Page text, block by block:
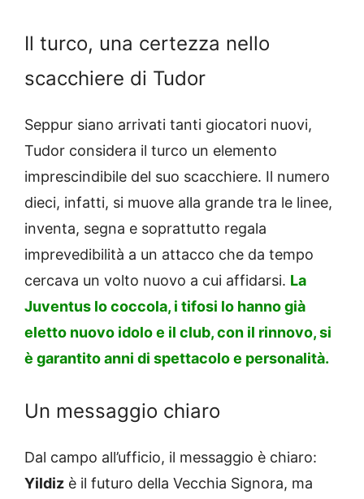
Il turco, una certezza nello
scacchiere di Tudor
Seppur siano arrivati tanti giocatori nuovi,
Tudor considera il turco un elemento
imprescindibile del suo scacchiere. Il numero
dieci, infatti, si muove alla grande tra le linee,
inventa, segna e soprattutto regala
imprevedibilità a un attacco che da tempo
cercava un volto nuovo a cui affidarsi. La
Juventus lo coccola, i tifosi lo hanno già
eletto nuovo idolo e il club, con il rinnovo, si
è garantito anni di spettacolo e personalità.
Un messaggio chiaro
Dal campo all’ufficio, il messaggio è chiaro:
Yildiz è il futuro della Vecchia Signora, ma